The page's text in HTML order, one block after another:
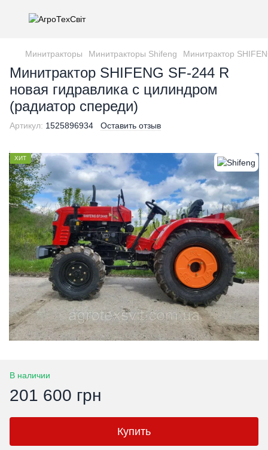
Минитракторы Минитракторы Shifeng Минитрактор
Минитрактор SHIFENG SF-244 R
новая гидравлика с цилиндром
(радиатор спереди)
Артикул: 1525896934 Оставить отзыв
ХИТ
В наличии
201 600 грн
Купить